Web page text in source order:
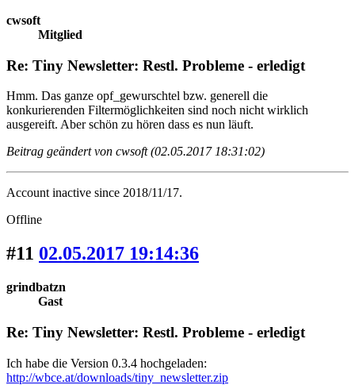
cwsoft
Mitglied
Re: Tiny Newsletter: Restl. Probleme - erledigt
Hmm. Das ganze opf_gewurschtel bzw. generell die
konkurierenden Filtermöglichkeiten sind noch nicht wirklich
ausgereift. Aber schön zu hören dass es nun läuft.
Beitrag geändert von cwsoft (02.05.2017 18:31:02)
Account inactive since 2018/11/17.
Offline
#11 02.05.2017 19:14:36
grindbatzn
Gast
Re: Tiny Newsletter: Restl. Probleme - erledigt
Ich habe die Version 0.3.4 hochgeladen:
http://wbce.at/downloads/tiny_newsletter.zip